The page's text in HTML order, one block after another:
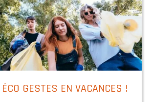
GESTES EN VACANCES !